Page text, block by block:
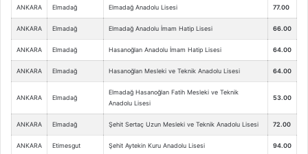
ANKARA Elmadağ Elmadağ Anadolu Lisesi 77.00
ANKARA Elmadağ Elmadağ Anadolu İmam Hatip Lisesi 66.00
ANKARA Elmadağ Hasanoğlan Anadolu İmam Hatip Lisesi 64.00
ANKARA Elmadağ Hasanoğlan Mesleki ve Teknik Anadolu Lisesi 64.00
ANKARA Elmadağ
Elmadağ Hasanoğlan Fatih Mesleki ve Teknik
Anadolu Lisesi
53.00
ANKARA Elmadağ Şehit Sertaç Uzun Mesleki ve Teknik Anadolu Lisesi 72.00
ANKARA Etimesgut Şehit Aytekin Kuru Anadolu Lisesi 94.00